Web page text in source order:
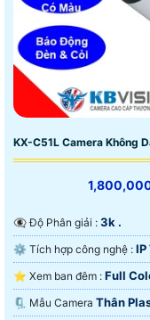
KX-C51L Camera Không
👁️‍🗨 Độ Phân giải : 3k .
⚙ Tích hợp công nghệ : IP
⭐ Xem ban đêm : Full
🗜️ Mẫu Camera Thân